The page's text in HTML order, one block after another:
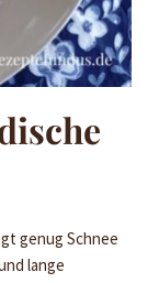
genug Schnee
lange